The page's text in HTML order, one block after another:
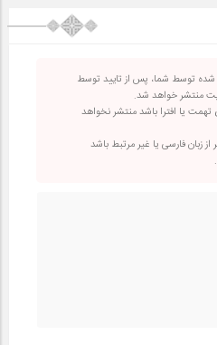
شده توسط شما، پس از تایید توسط
منتشر خواهد شد.
یا افترا باشد منتشر نخواهد
از زبان فارسی یا غیر مرتبط باشد